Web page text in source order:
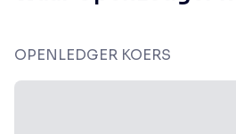
OPENLEDGER KOERS